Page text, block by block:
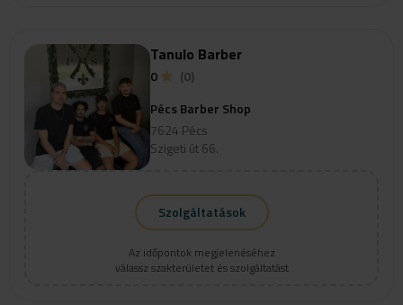
Szolgáltatások
Az időpontok megjelenéséhez
válassz szakterületet és szolgáltatást
Tanulo Barber
0
(0)
Pécs Barber Shop
7624 Pécs
Szigeti út 66.